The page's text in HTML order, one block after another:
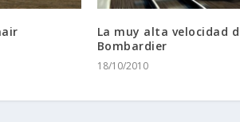
La muy alta velocidad
Bombardier
18/10/2010